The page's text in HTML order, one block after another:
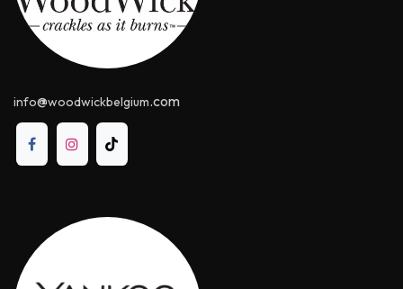
info@woodwickbelgium.com